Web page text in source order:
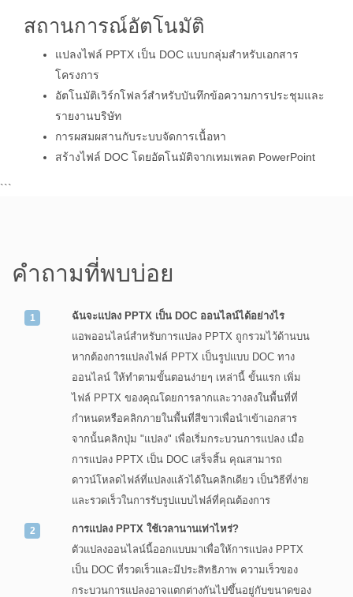
สถานการณ์อัตโนมัติ
แปลงไฟล์ PPTX เป็น DOC แบบกลุ่มสำหรับเอกสาร
โครงการ
อัตโนมัติเวิร์กโฟลว์สำหรับบันทึกข้อความการประชุมและ
รายงานบริษัท
การผสมผสานกับระบบจัดการเนื้อหา
สร้างไฟล์ DOC โดยอัตโนมัติจากเทมเพลต PowerPoint
```
คำถามที่พบบ่อย
ฉันจะแปลง PPTX เป็น DOC ออนไลน์ได้อย่างไร
แอพออนไลน์สำหรับการแปลง PPTX ถูกรวมไว้ด้านบน
หากต้องการแปลงไฟล์ PPTX เป็นรูปแบบ DOC ทาง
ออนไลน์ ให้ทำตามขั้นตอนง่ายๆ เหล่านี้ ขั้นแรก เพิ่ม
ไฟล์ PPTX ของคุณโดยการลากและวางลงในพื้นที่ที่
กำหนดหรือคลิกภายในพื้นที่สีขาวเพื่อนำเข้าเอกสาร
จากนั้นคลิกปุ่ม "แปลง" เพื่อเริ่มกระบวนการแปลง เมื่อ
การแปลง PPTX เป็น DOC เสร็จสิ้น คุณสามารถ
ดาวน์โหลดไฟล์ที่แปลงแล้วได้ในคลิกเดียว เป็นวิธีที่ง่าย
และรวดเร็วในการรับรูปแบบไฟล์ที่คุณต้องการ
การแปลง PPTX ใช้เวลานานเท่าไหร่?
ตัวแปลงออนไลน์นี้ออกแบบมาเพื่อให้การแปลง PPTX
เป็น DOC ที่รวดเร็วและมีประสิทธิภาพ ความเร็วของ
กระบวนการแปลงอาจแตกต่างกันไปขึ้นอยู่กับขนาดของ